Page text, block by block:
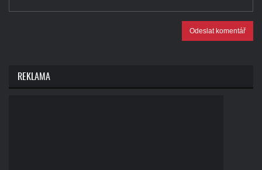
Odeslat komentář
REKLAMA